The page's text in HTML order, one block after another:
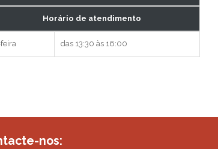
Horário de atendimento
feira das 13:30 às 16:00
nos: